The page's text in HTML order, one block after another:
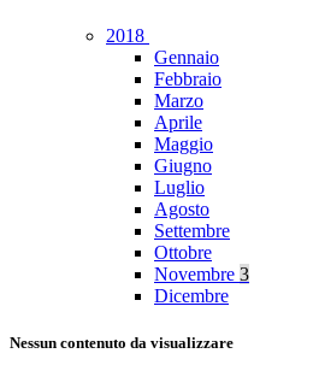
2018
Gennaio
Febbraio
Marzo
Aprile
Maggio
Giugno
Luglio
Agosto
Settembre
Ottobre
Novembre 3
Dicembre
Nessun contenuto da visualizzare